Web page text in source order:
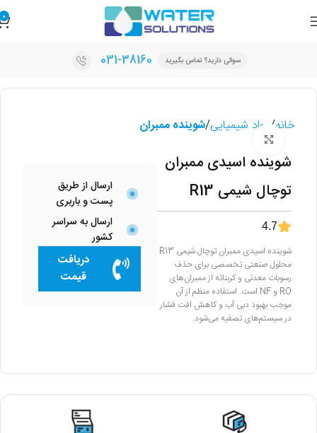
0
سوالی دارید؟ تماس بگیرید 031-38160
خانه مواد شیمیایی شوینده ممبران
ارسال از طریق
پست و باربری
ارسال به سراسر
کشور
دریافت
قیمت
شوینده اسیدی ممبران
توچال شیمی R13
4.7
شوینده اسیدی ممبران توچال شیمی R13
محلول صنعتی تخصصی برای حذف
رسوبات معدنی و کربناته از ممبران‌های
RO و NF است. استفاده منظم از آن
موجب بهبود دبی آب و کاهش افت فشار
در سیستم‌های تصفیه می‌شود.